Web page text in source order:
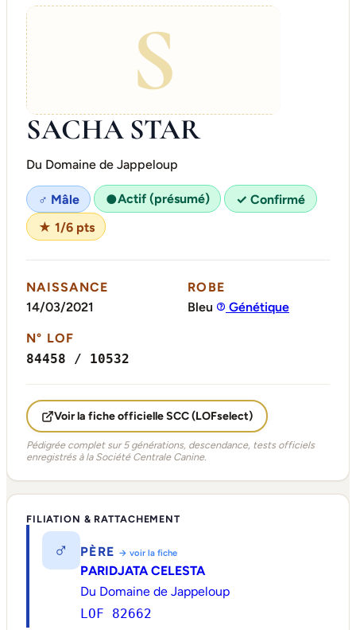
S
SACHA STAR
Du Domaine de Jappeloup
♂ Mâle ●Actif (présumé)
✓ Confirmé
★ 1/6 pts
NAISSANCE
14/03/2021
ROBE
Bleu
Génétique
N° LOF
84458 / 10532
Voir la fiche officielle SCC (LOFselect)
Pédigrée complet sur 5 générations, descendance, tests officiels
enregistrés à la Société Centrale Canine.
FILIATION & RATTACHEMENT
♂ PÈRE → voir la fiche
PARIDJATA CELESTA
Du Domaine de Jappeloup
LOF 82662